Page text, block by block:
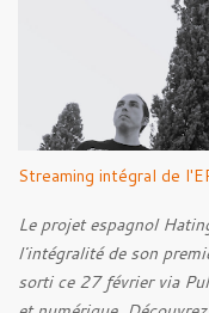
Kanonenfieber ) et de
leur intérêt pour la
donne également la
Kohlmannslehner,
Ralf Raths, directeur du
afin d'interroger plus
dans l'esthétique et
découvrir ci-dessous :
Streaming intégral de
Le projet espagnol
l'intégralité de son
sorti ce 27 février via